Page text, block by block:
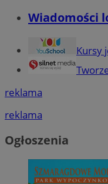
Wiadomości
Kursy
reklama
reklama
Ogłoszenia